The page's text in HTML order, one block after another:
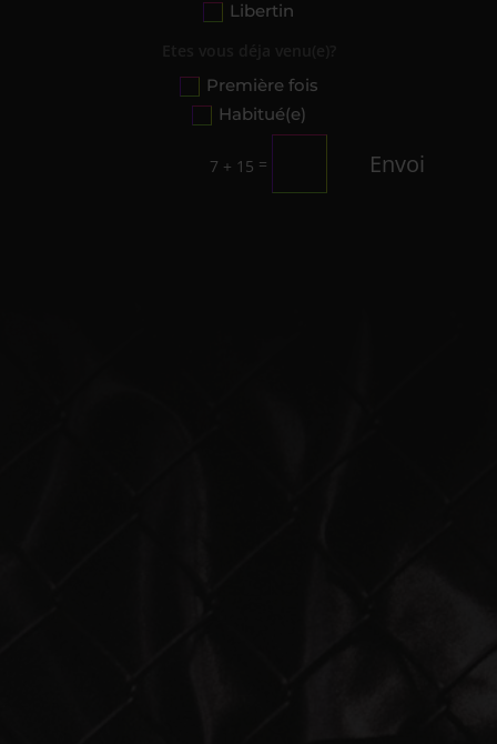
Libertin
Première fois
Habitué(e)
7 + 15 = Envoi